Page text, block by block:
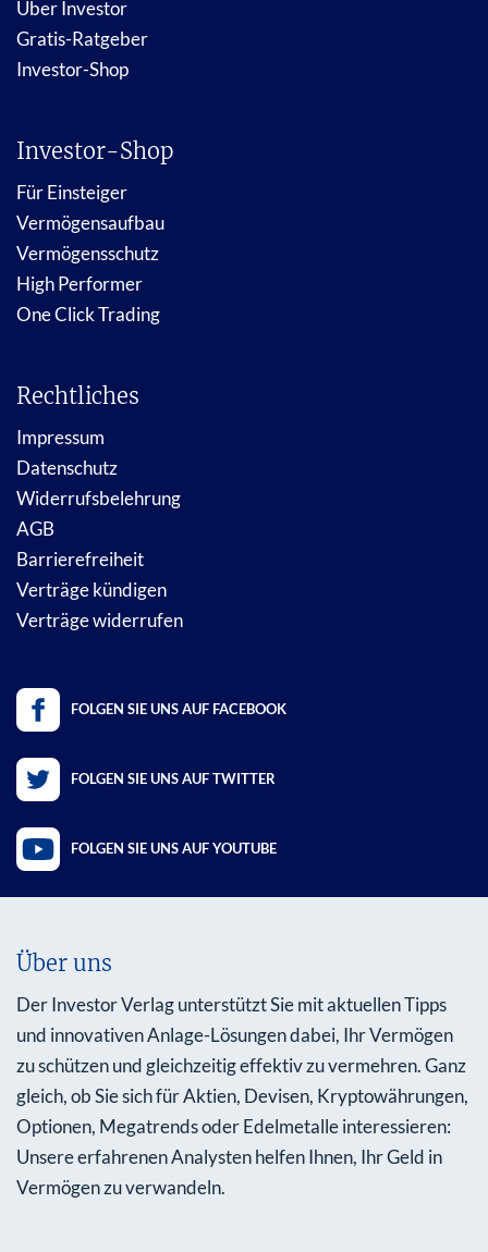
Über Investor
Gratis-Ratgeber
Investor-Shop
Investor-Shop
Für Einsteiger
Vermögensaufbau
Vermögensschutz
High Performer
One Click Trading
Rechtliches
Impressum
Datenschutz
Widerrufsbelehrung
AGB
Barrierefreiheit
Verträge kündigen
Verträge widerrufen
FOLGEN SIE UNS AUF FACEBOOK
FOLGEN SIE UNS AUF TWITTER
FOLGEN SIE UNS AUF YOUTUBE
Über uns
Der Investor Verlag unterstützt Sie mit aktuellen Tipps
und innovativen Anlage-Lösungen dabei, Ihr Vermögen
zu schützen und gleichzeitig effektiv zu vermehren. Ganz
gleich, ob Sie sich für Aktien, Devisen, Kryptowährungen,
Optionen, Megatrends oder Edelmetalle interessieren:
Unsere erfahrenen Analysten helfen Ihnen, Ihr Geld in
Vermögen zu verwandeln.